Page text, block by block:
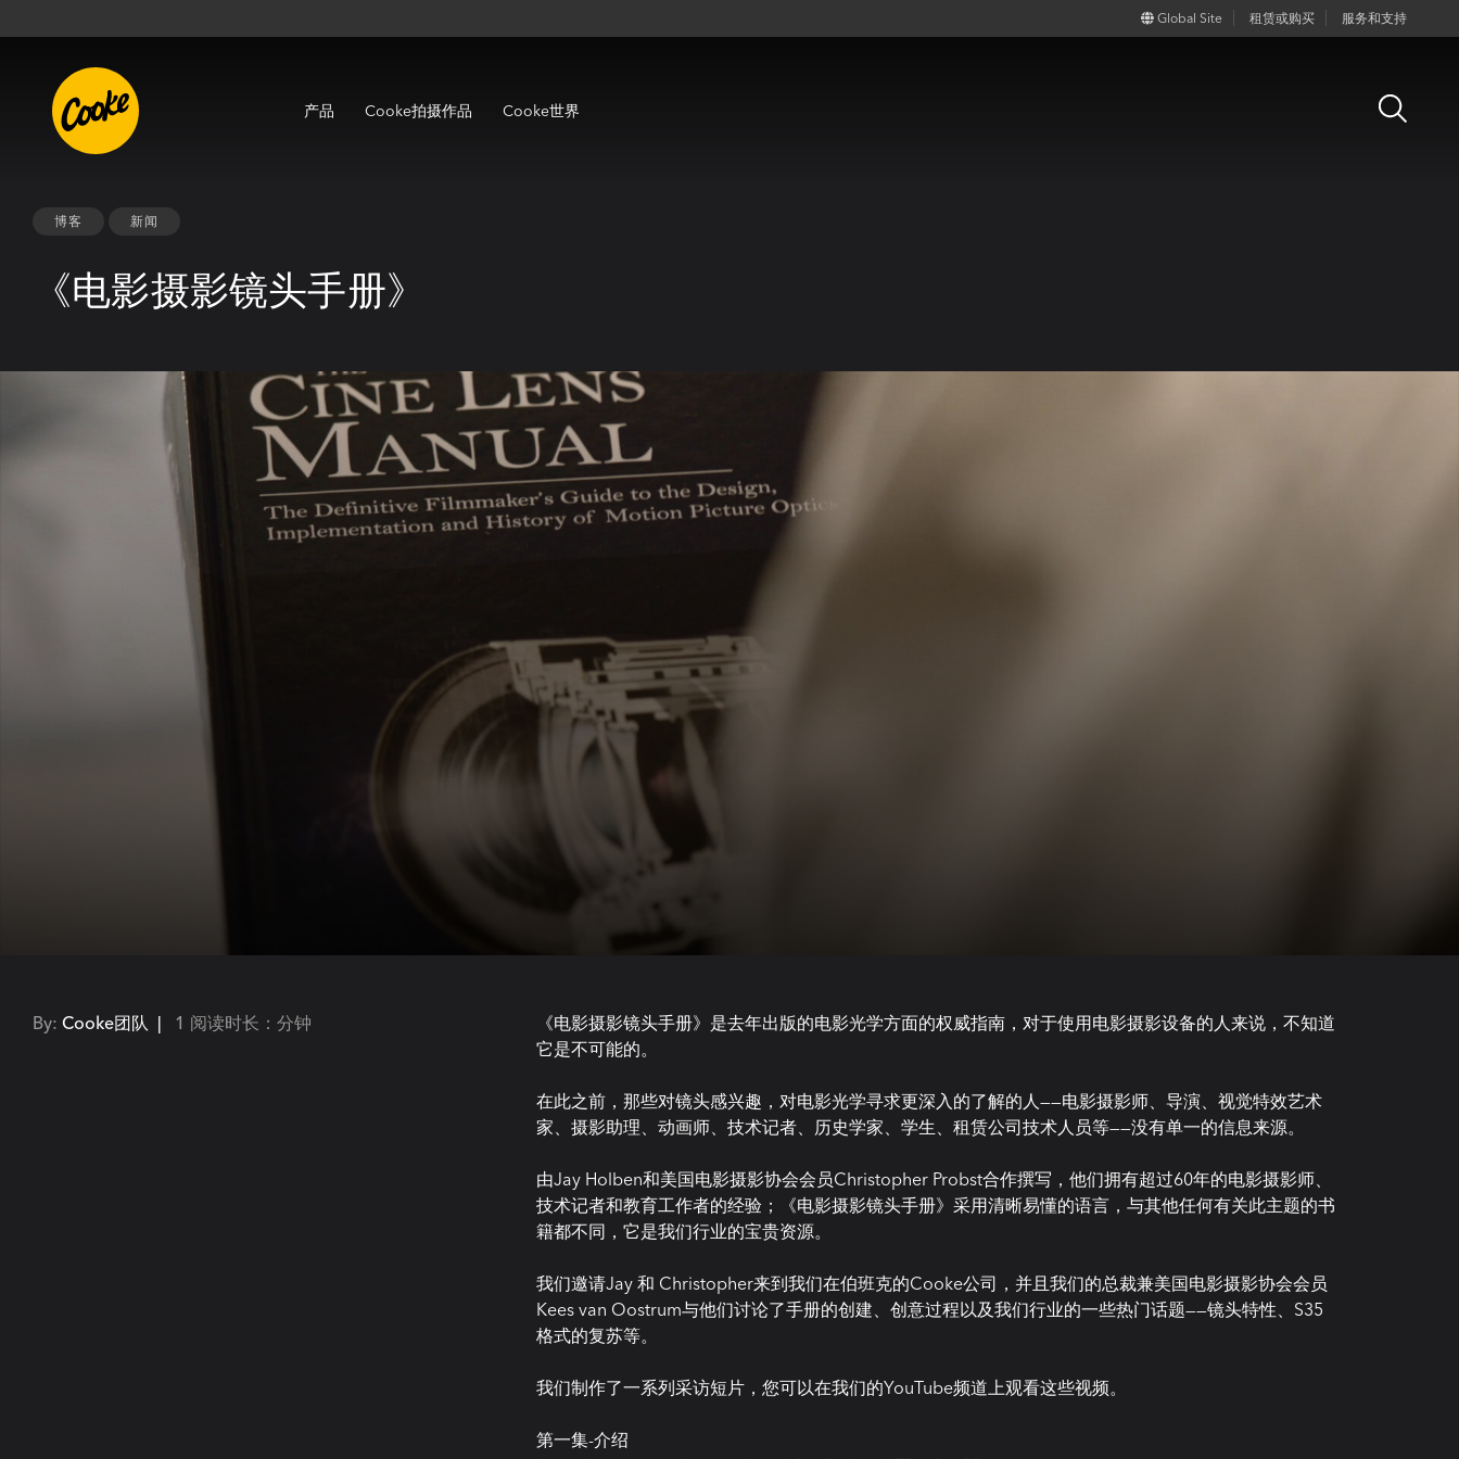
Global Site 租赁或购买 服务和支持
产品 Cooke拍摄作品 Cooke世界
Open
Search
博客 新闻
《电影摄影镜头手册》
By: Cooke团队 | 1 阅读时长：分钟
《电影摄影镜头手册》是去年出版的电影光学方面的权威指南，对于使用电影摄影设备的人来说，不知道
它是不可能的。
在此之前，那些对镜头感兴趣，对电影光学寻求更深入的了解的人——电影摄影师、导演、视觉特效艺术
家、摄影助理、动画师、技术记者、历史学家、学生、租赁公司技术人员等——没有单一的信息来源。
由Jay Holben和美国电影摄影协会会员Christopher Probst合作撰写，他们拥有超过60年的电影摄影师、
技术记者和教育工作者的经验；《电影摄影镜头手册》采用清晰易懂的语言，与其他任何有关此主题的书
籍都不同，它是我们行业的宝贵资源。
我们邀请Jay 和 Christopher来到我们在伯班克的Cooke公司，并且我们的总裁兼美国电影摄影协会会员
Kees van Oostrum与他们讨论了手册的创建、创意过程以及我们行业的一些热门话题——镜头特性、S35
格式的复苏等。
我们制作了一系列采访短片，您可以在我们的YouTube频道上观看这些视频。
第一集-介绍